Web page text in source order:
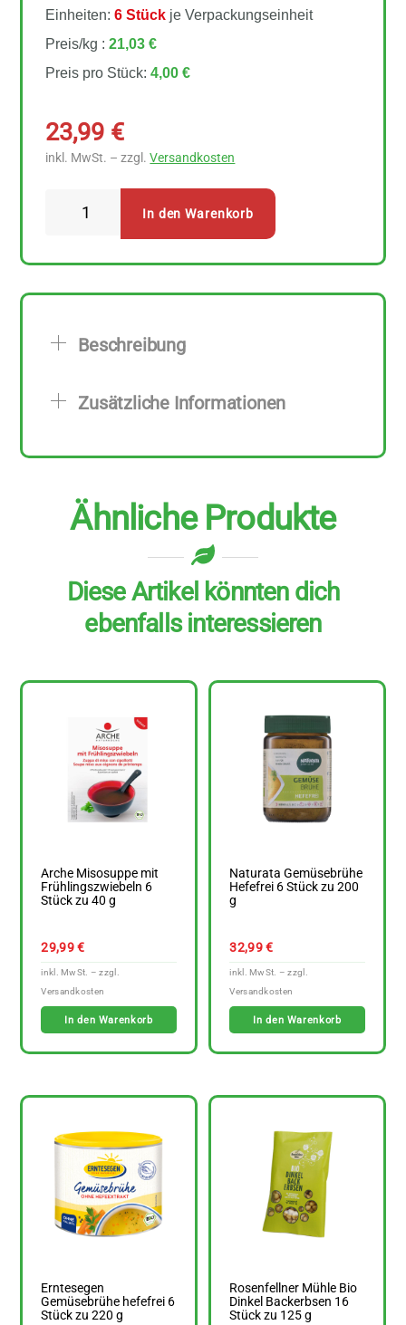
Einheiten:6 Stück je Verpackungseinheit
Preis/kg :21,03 €
Preis pro Stück:4,00 €
23,99 €
inkl. MwSt. – zzgl.Versandkosten
190
Menge
In den Warenkorb
Beschreibung
Zusätzliche Informationen
Ähnliche Produkte
Diese Artikel könnten dich
ebenfalls interessieren
Arche Misosuppe mit
Frühlingszwiebeln 6
Stück zu 40 g
29,99€
In den Warenkorb
Naturata Gemüsebrühe
Hefefrei 6 Stück zu 200
g
32,99€
In den Warenkorb
Erntesegen
Gemüsebrühe hefefrei 6
Stück zu 220 g
Rosenfellner Mühle Bio
Dinkel Backerbsen 16
Stück zu 125 g